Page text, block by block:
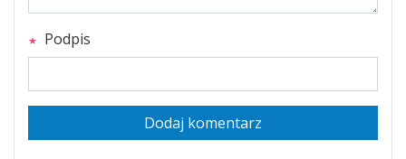
Podpis
Dodaj komentarz